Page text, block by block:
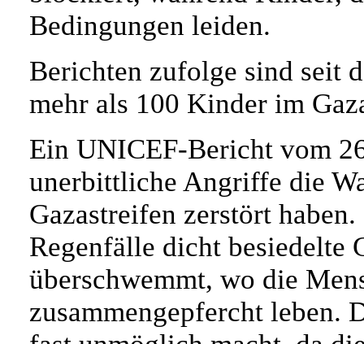
Bedingungen leiden.
Berichten zufolge sind seit
mehr als 100 Kinder im
Ein UNICEF-Bericht vom
unerbittliche Angriffe die
Gazastreifen zerstört
Regenfälle dicht besiedelte
überschwemmt, wo die
zusammengepfercht leben.